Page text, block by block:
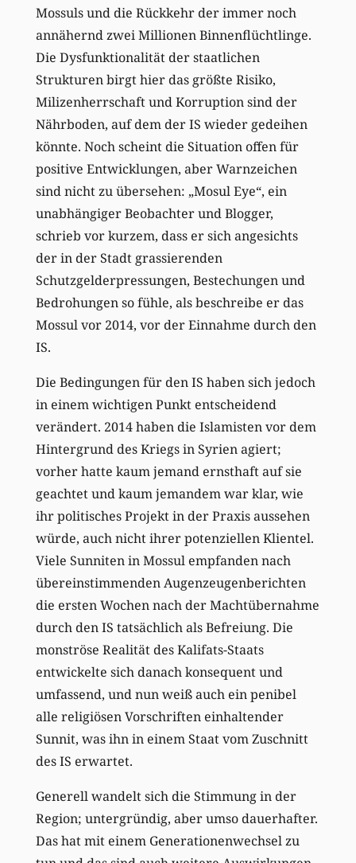
Mossuls und die Rückkehr der immer noch
annähernd zwei Millionen Binnenflüchtlinge.
Die Dysfunktionalität der staatlichen
Strukturen birgt hier das größte Risiko,
Milizenherrschaft und Korruption sind der
Nährboden, auf dem der IS wieder gedeihen
könnte. Noch scheint die Situation offen für
positive Entwicklungen, aber Warnzeichen
sind nicht zu übersehen: „Mosul Eye“, ein
unabhängiger Beobachter und Blogger,
schrieb vor kurzem, dass er sich angesichts
der in der Stadt grassierenden
Schutzgelderpressungen, Bestechungen und
Bedrohungen so fühle, als beschreibe er das
Mossul vor 2014, vor der Einnahme durch den
IS.
Die Bedingungen für den IS haben sich jedoch
in einem wichtigen Punkt entscheidend
verändert. 2014 haben die Islamisten vor dem
Hintergrund des Kriegs in Syrien agiert;
vorher hatte kaum jemand ernsthaft auf sie
geachtet und kaum jemandem war klar, wie
ihr politisches Projekt in der Praxis aussehen
würde, auch nicht ihrer potenziellen Klientel.
Viele Sunniten in Mossul empfanden nach
übereinstimmenden Augenzeugenberichten
die ersten Wochen nach der Machtübernahme
durch den IS tatsächlich als Befreiung. Die
monströse Realität des Kalifats-Staats
entwickelte sich danach konsequent und
umfassend, und nun weiß auch ein penibel
alle religiösen Vorschriften einhaltender
Sunnit, was ihn in einem Staat vom Zuschnitt
des IS erwartet.
Generell wandelt sich die Stimmung in der
Region; untergründig, aber umso dauerhafter.
Das hat mit einem Generationenwechsel zu